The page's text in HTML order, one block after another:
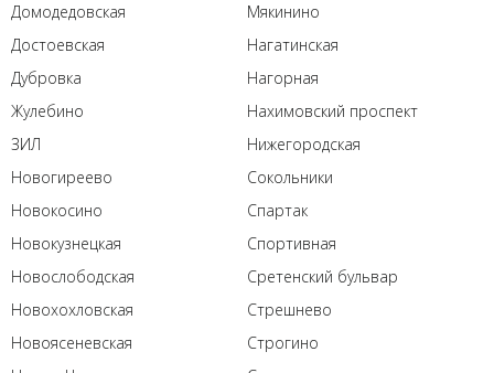
Домодедовская
Достоевская
Дубровка
Жулебино
ЗИЛ
Мякинино
Нагатинская
Нагорная
Нахимовский проспект
Нижегородская
Новогиреево
Новокосино
Новокузнецкая
Новослободская
Новохохловская
Новоясеневская
Сокольники
Спартак
Спортивная
Сретенский бульвар
Стрешнево
Строгино